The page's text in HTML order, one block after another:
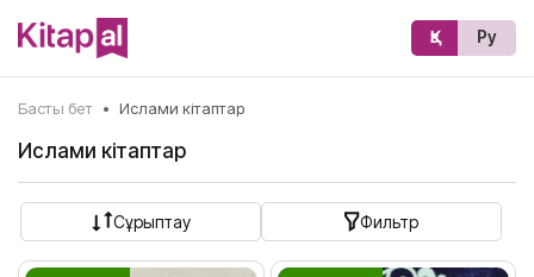
Қз Ру
Басты бет • Ислами кітаптар
Ислами кітаптар
Сұрыптау Фильтр